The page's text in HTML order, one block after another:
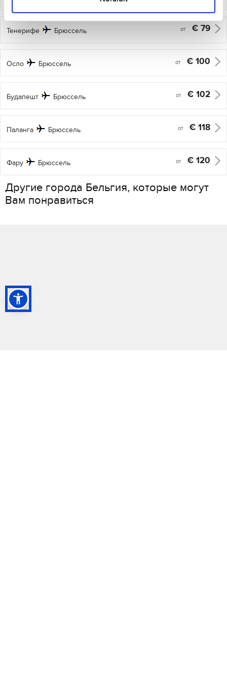
Тенерифе Брюссель от € 79
Осло Брюссель от € 100
Будапешт Брюссель от € 102
Паланга Брюссель от € 118
Фару Брюссель от € 120
Другие города Бельгия, которые могут
Вам понравиться